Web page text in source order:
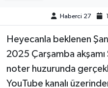
Haberci 27
Heyecanla beklenen
2025 Çarşamba akşamı
noter huzurunda
YouTube kanalı
Sinemalar
Siyaset
Spor